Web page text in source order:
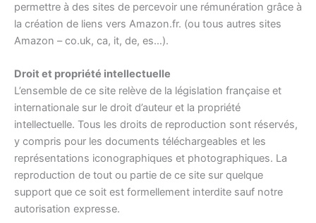
permettre à des sites de percevoir une rémunération grâce à
la création de liens vers Amazon.fr. (ou tous autres sites
Amazon – co.uk, ca, it, de, es…).
Droit et propriété intellectuelle
L’ensemble de ce site relève de la législation française et
internationale sur le droit d’auteur et la propriété
intellectuelle. Tous les droits de reproduction sont réservés,
y compris pour les documents téléchargeables et les
représentations iconographiques et photographiques. La
reproduction de tout ou partie de ce site sur quelque
support que ce soit est formellement interdite sauf notre
autorisation expresse.